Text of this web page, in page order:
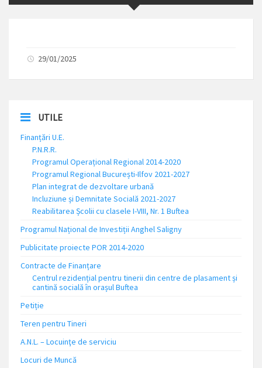
29/01/2025
UTILE
Finanțări U.E.
P.N.R.R.
Programul Operațional Regional 2014-2020
Programul Regional București-Ilfov 2021-2027
Plan integrat de dezvoltare urbană
Incluziune și Demnitate Socială 2021-2027
Reabilitarea Școlii cu clasele I-VIII, Nr. 1 Buftea
Programul Național de Investiții Anghel Saligny
Publicitate proiecte POR 2014-2020
Contracte de Finanțare
Centrul rezidențial pentru tinerii din centre de plasament și
cantină socială în orașul Buftea
Petiție
Teren pentru Tineri
A.N.L. – Locuinţe de serviciu
Locuri de Muncă